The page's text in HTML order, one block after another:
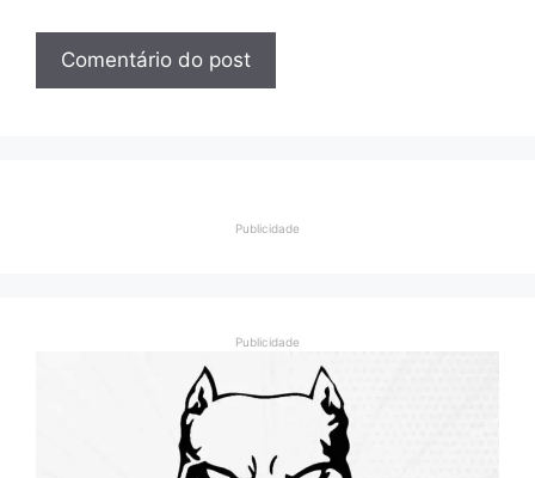
Publicidade
Publicidade